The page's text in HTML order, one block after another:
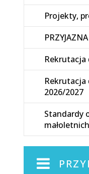
Projekty,
Rekrutacja
Rekrutacja
2026/2027
Standardy
małoletnich